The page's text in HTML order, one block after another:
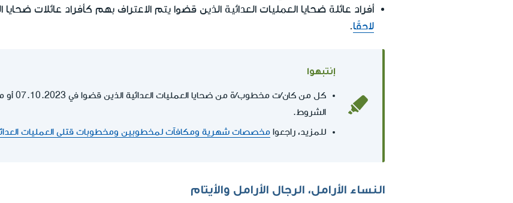
أفراد عائلة ضحايا العمليات العدائية الذين قضوا يتم الاعتراف بهم كأفراد عائلات ضحايا
لاحقًا.
إنتبهوا
كل من
الشروط.
للمزيد، راجعوا مخصصات شهرية ومكافآت لمخطوبين ومخطوبات قتلى العمليات
النساء الأرامل، الرجال الأرامل والأيتام